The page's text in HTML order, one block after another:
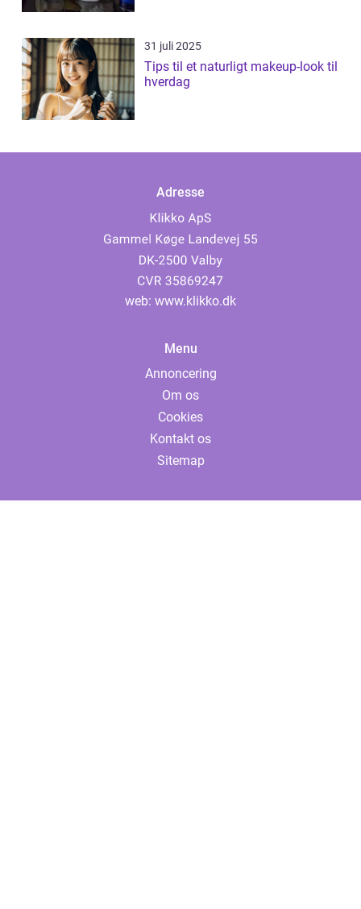
31 juli 2025
Tips til et naturligt makeup-look til
hverdag
Adresse
web: www.klikko.dk
Menu
Annoncering
Om os
Cookies
Kontakt os
Sitemap